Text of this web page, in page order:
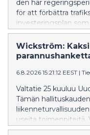
den här
för att förbättra
investeringsplan
åtgärder längs
Wickström:
6.8.2026 15:21:12 EEST |
Valtatie 25 kuuluu
Tämän
useita toimenpiteitä.